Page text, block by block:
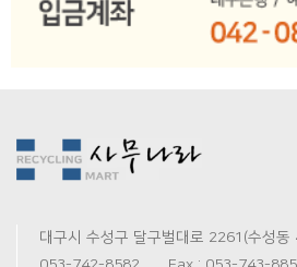
대구시 수성구 달구벌대로 2261(수